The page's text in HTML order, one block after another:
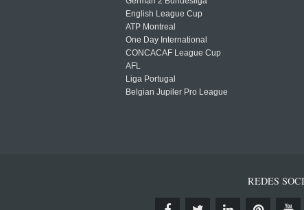
English League Cup
ATP Montreal
One Day International
CONCACAF League Cup
AFL
Liga Portugal
Belgian Jupiler Pro League
REDES